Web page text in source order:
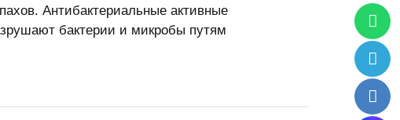
Антибактериальные активные
бактерии и микробы путям